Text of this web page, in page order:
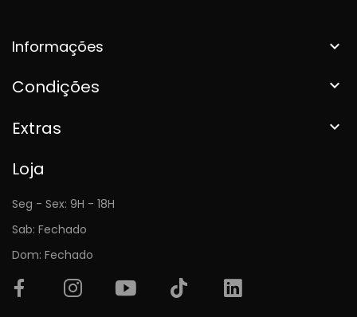
Informações 
Condições 
Extras 
Loja
Seg - Sex: 9H - 18H
Sab: Fechado
Dom: Fechado